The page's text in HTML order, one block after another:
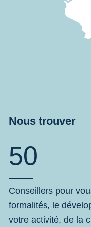
Nous trouver
50
Conseillers pour
formalités, le
votre activité, de la